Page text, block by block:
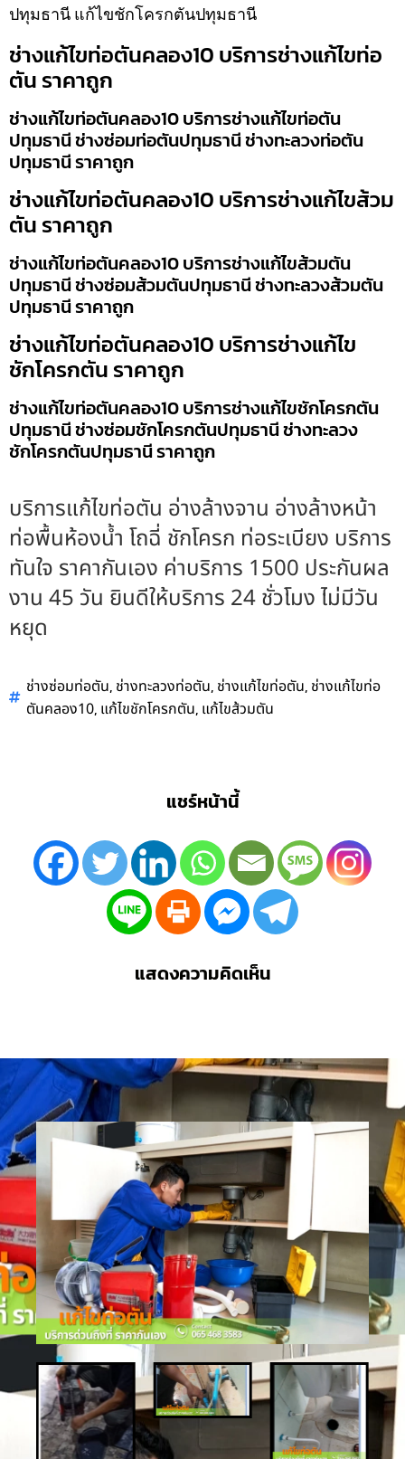
ปทุมธานี แก้ไขชักโครกตันปทุมธานี
ช่างแก้ไขท่อตันคลอง10 บริการช่างแก้ไขท่อ
ตัน ราคาถูก
ช่างแก้ไขท่อตันคลอง10 บริการช่างแก้ไขท่อตัน
ปทุมธานี ช่างซ่อมท่อตันปทุมธานี ช่างทะลวงท่อตัน
ปทุมธานี ราคาถูก
ช่างแก้ไขท่อตันคลอง10 บริการช่างแก้ไขส้วม
ตัน ราคาถูก
ช่างแก้ไขท่อตันคลอง10 บริการช่างแก้ไขส้วมตัน
ปทุมธานี ช่างซ่อมส้วมตันปทุมธานี ช่างทะลวงส้วมตัน
ปทุมธานี ราคาถูก
ช่างแก้ไขท่อตันคลอง10 บริการช่างแก้ไข
ชักโครกตัน ราคาถูก
ช่างแก้ไขท่อตันคลอง10 บริการช่างแก้ไขชักโครกตัน
ปทุมธานี ช่างซ่อมชักโครกตันปทุมธานี ช่างทะลวง
ชักโครกตันปทุมธานี ราคาถูก
บริการแก้ไขท่อตัน อ่างล้างจาน อ่างล้างหน้า
ท่อพื้นห้องน้ำ โถฉี่ ชักโครก ท่อระเบียง บริการ
ทันใจ ราคากันเอง ค่าบริการ 1500 ประกันผล
งาน 45 วัน ยินดีให้บริการ 24 ชั่วโมง ไม่มีวัน
หยุด
ช่างซ่อมท่อตัน, ช่างทะลวงท่อตัน, ช่างแก้ไขท่อตัน, ช่างแก้ไขท่อ
ตันคลอง10, แก้ไขชักโครกตัน, แก้ไขส้วมตัน
แชร์หน้านี้
แสดงความคิดเห็น